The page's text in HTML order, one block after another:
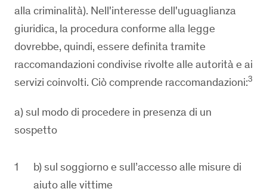
alla criminalità). Nell'interesse dell'uguaglianza
giuridica, la procedura conforme alla legge
dovrebbe, quindi, essere definita tramite
raccomandazioni condivise rivolte alle autorità e ai
servizi coinvolti. Ciò comprende raccomandazioni:3
a) sul modo di procedere in presenza di un
sospetto
b) sul soggiorno e sull’accesso alle misure di
aiuto alle vittime